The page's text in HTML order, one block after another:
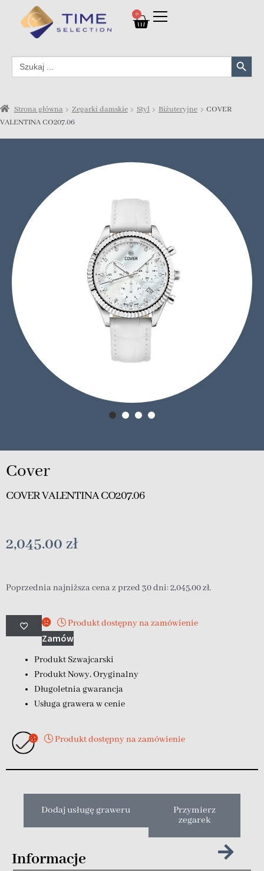
0
Search
for:
Search Button
Strona główna Zegarki damskie Styl Biżuteryjne
COVER
VALENTINA CO207.06
Cover
COVER VALENTINA CO207.06
2,045.00 zł
Poprzednia najniższa cena z przed 30 dni:2,045.00zł.
🕓 Produkt dostępny na zamówienie
Zamów
Produkt Szwajcarski
Produkt Nowy, Oryginalny
Długoletnia gwarancja
Usługa grawera w cenie
🕓 Produkt dostępny na zamówienie
Dodaj usługę graweru
Przymierz
zegarek
Informacje